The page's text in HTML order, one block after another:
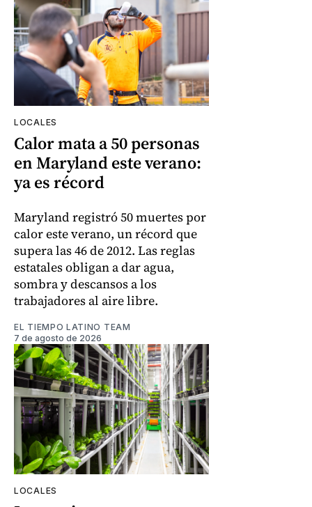
LOCALES
Calor mata a 50 personas
en Maryland este verano:
ya es récord
Maryland registró 50 muertes por
calor este verano, un récord que
supera las 46 de 2012. Las reglas
estatales obligan a dar agua,
sombra y descansos a los
trabajadores al aire libre.
EL TIEMPO LATINO TEAM
7 de agosto de 2026
LOCALES